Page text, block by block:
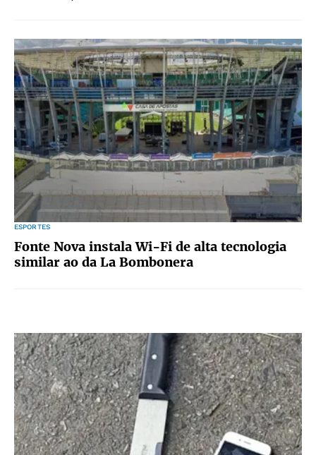
ESPORTES
Fonte Nova instala Wi-Fi de alta tecnologia
similar ao da La Bombonera